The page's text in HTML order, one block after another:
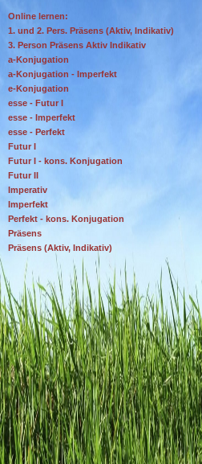
Online lernen:
1. und 2. Pers. Präsens (Aktiv, Indikativ)
3. Person Präsens Aktiv Indikativ
a-Konjugation
a-Konjugation - Imperfekt
e-Konjugation
esse - Futur I
esse - Imperfekt
esse - Perfekt
Futur I
Futur I - kons. Konjugation
Futur II
Imperativ
Imperfekt
Perfekt - kons. Konjugation
Präsens
Präsens (Aktiv, Indikativ)